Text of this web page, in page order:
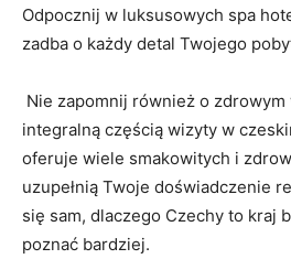
Odpocznij w​ luksusowych spa
zadba ⁣o każdy detal Twojego
⁣Nie zapomnij również o
integralną częścią wizyty ⁣w
‍oferuje wiele smakowitych i
uzupełnią Twoje doświadczenie‌
się sam,‌ dlaczego ⁢Czechy to kraj
⁢poznać bardziej.